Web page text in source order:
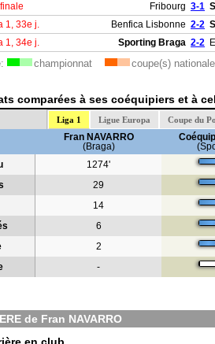
Fribourg 3-1
1, 33e j. Benfica Lisbonne 2-2
1, 34e j. Sporting Braga 2-2
championnat coupe(s) nationale
comparées à ses coéquipiers et à
Liga 1 Ligue Europa Coupe du
Fran NAVARRO
(Braga)
1274'
29
14
6
2
-
de Fran NAVARRO